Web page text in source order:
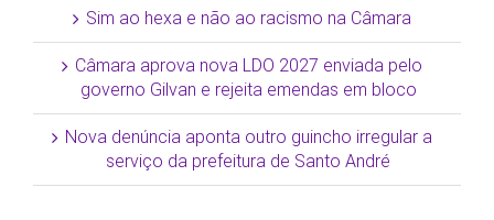
Sim ao hexa e não ao racismo na Câmara
Câmara aprova nova LDO 2027 enviada pelo
governo Gilvan e rejeita emendas em bloco
Nova denúncia aponta outro guincho irregular a
serviço da prefeitura de Santo André